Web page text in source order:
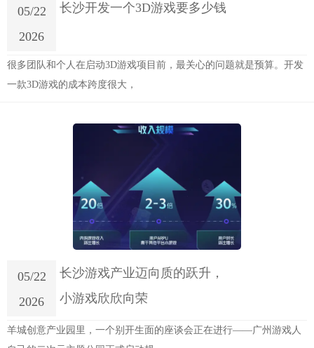
05/22
2026
长沙开发一个3D游戏要多少钱
很多团队和个人在启动3D游戏项目前，最关心的问题就是预算。开发
一款3D游戏的成本跨度很大，
05/22
2026
长沙游戏产业迈向质的跃升，
小游戏欣欣向荣
羊城创意产业园里，一个别开生面的座谈会正在进行——广州游戏人